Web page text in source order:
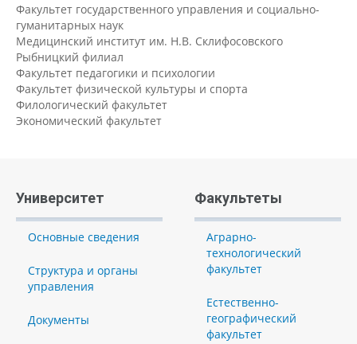
Факультет государственного управления и социально-
гуманитарных наук
Медицинский институт им. Н.В. Склифосовского
Рыбницкий филиал
Факультет педагогики и психологии
Факультет физической культуры и спорта
Филологический факультет
Экономический факультет
Университет
Основные сведения
Структура и органы
управления
Документы
Факультеты
Аграрно-
технологический
факультет
Естественно-
географический
факультет